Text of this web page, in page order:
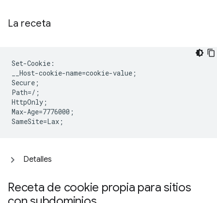
La receta
Set-Cookie:
__Host-cookie-name=cookie-value;
Secure;
Path=/;
HttpOnly;
Max-Age=7776000;
Detalles
Receta de cookie propia para sitios